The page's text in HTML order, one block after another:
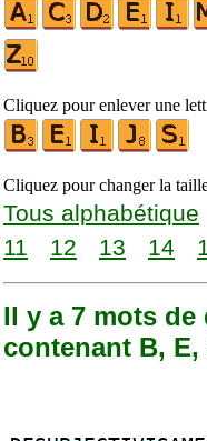
Cliquez pour enlever une
Cliquez pour changer la
Tous alphabétique
11
12 13 14
Il y a 7 mots
contenant B, E,